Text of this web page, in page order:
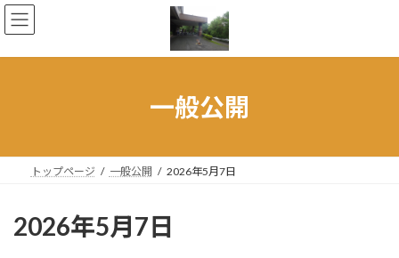
コ
ン
ン
ナ
ビ
ー
一般公開
トップページ 一般公開 2026年5月7日
2026年5月7日